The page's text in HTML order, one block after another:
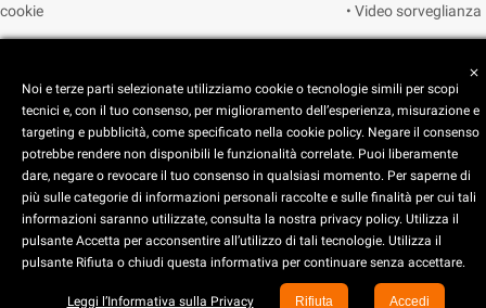
cookie
• Video sorveglianza
C.E.A.R.T. Elettronica
4.5starstarstarstar star_half
Basato su914recensioni
close
Noi e terze parti selezionate utilizziamo cookie o tecnologie simili per scopi
tecnici e, con il tuo consenso, per miglioramento dell’esperienza, misurazione e
targeting e pubblicità, come specificato nella cookie policy. Negare il consenso
potrebbe rendere non disponibili le funzionalità correlate. Puoi liberamente
dare, negare o revocare il tuo consenso in qualsiasi momento. Per saperne di
più sulle categorie di informazioni personali raccolte e sulle finalità per cui tali
informazioni saranno utilizzate, consulta la nostra privacy policy. Utilizza il
pulsante Accetta per acconsentire all’utilizzo di tali tecnologie. Utilizza il
pulsante Rifiuta o chiudi questa informativa per continuare senza accettare.
Leggi l’Informativa sulla Privacy Rifiuta Accedi